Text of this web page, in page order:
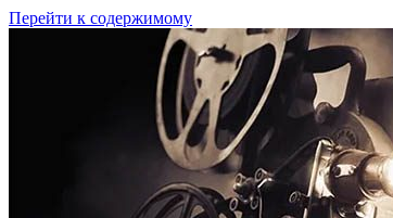
Перейти к содержимому